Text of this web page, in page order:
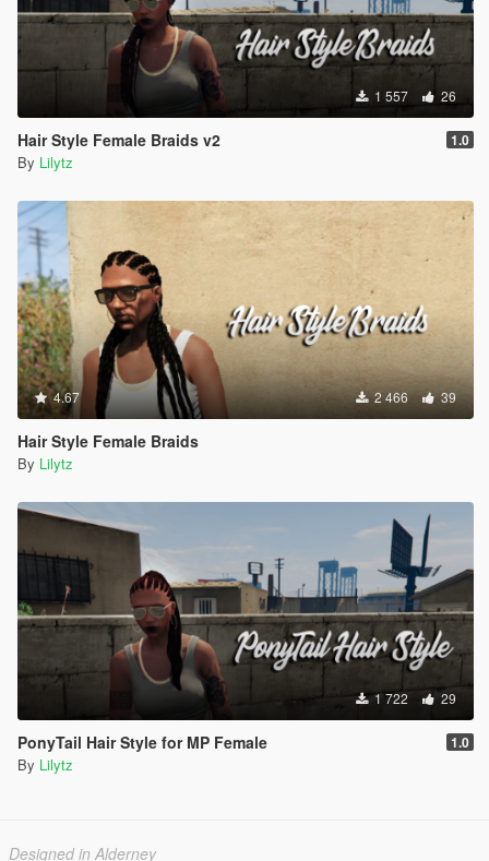
1 557 26
Hair Style Female Braids v2 1.0
By Lilytz
4.67 2 466 39
Hair Style Female Braids
By Lilytz
1 722 29
PonyTail Hair Style for MP Female 1.0
By Lilytz
Designed in Alderney